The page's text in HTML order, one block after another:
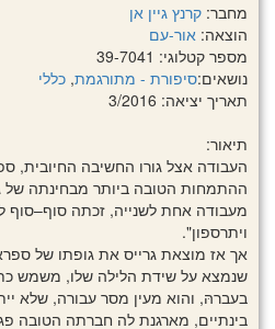
מחבר: קרנץ גיין אן
הוצאה: אור-עם
מספר קטלוגי: 39-7041
נושאים:סיפורת - מתורגמת, כללי
תאריך יציאה: 3/2016
תיאור:
העבודה אצל גורו החשיבה החיובית,
ההתמחות הטובה ביותר מבחינתה של
מעבודה אחת לשנייה, זכתה סוף–סוף
ויתרספון".
אך אז מוצאת גרייס את גופתו של
שנמצא על שידת הלילה שלו, משמש
בעברהּ, והוא מעין מסר עבורה, שלא
בינתיים, מארגנת לה חברתה הטובה